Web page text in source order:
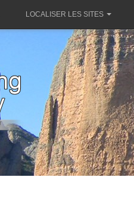
LOCALISER LES SITES